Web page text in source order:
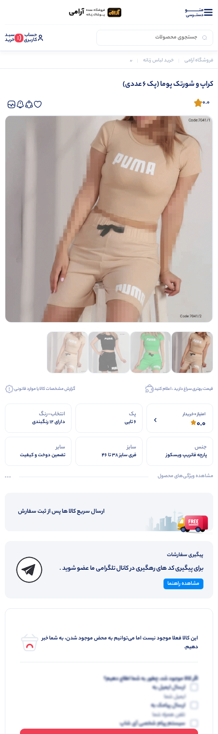
منــــــــــــو
دستــرسی
حساب
کاربری (: سبـد
خرید
فروشگاه آرامی خرید لباس زنانه ست کراپ و شورتک زنانه
کراپ و شورتک پوما (پک 6 عددی)
0.0
قیمت بهتری سراغ دارید ، اعلام کنید گزارش مشخصات کالا یا موارد قانونی
امتیاز 0 خریدار
0.0
پک
6 تایی
انتخاب-رنگ
دارای 12 رنگبندی
جنس
پارچه فانریپ ویسکوز
سایز
فری سایز 38 تا 46
سایر
تضمین دوخت و کیفیت
مشاهده ویژگی‌های محصول
ارسال سریع کالا ها پس از ثبت سفارش
پیگیری سفارشات
برای پیگیری کد های رهگیری در کانال تلگرامی ما عضو شوید .
مشاهده راهنما
این کالا فعلا موجود نیست اما می‌توانیم به محض موجود شدن، به شما خبر
دهیم.
اگر کالا موجود شد، چطور به شما اطلاع دهیم؟
ارسال ایمیل به
ایمیل شما
ارسال پیامک به
تلفن همراه شما
سیستم پیام شخصی آی شاپ